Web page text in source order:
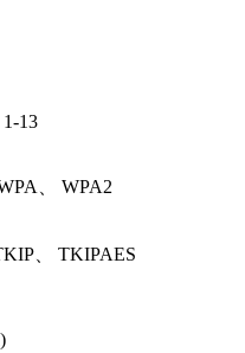
1-13
、 WPA2
、 TKIPAES